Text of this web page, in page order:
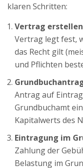
klaren Schritten:
Vertrag erstellen
Vertrag legt fest,
das Recht gilt
und Pflichten
Antrag auf
Grundbuchamt
Kapitalwerts des
Eintragung im
Zahlung der
Belastung im